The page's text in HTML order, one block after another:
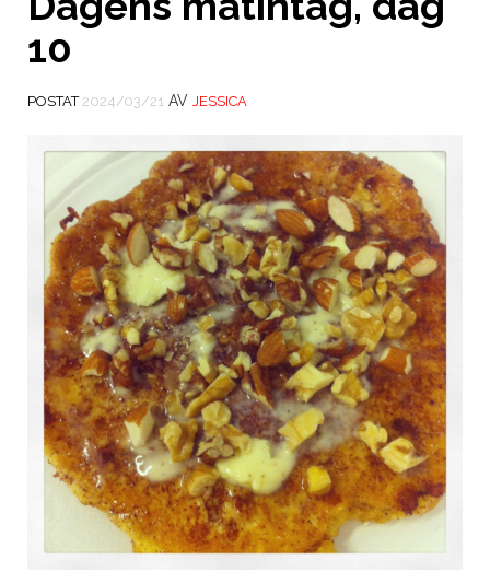
10
POSTAT 2024/03/21 AV JESSICA